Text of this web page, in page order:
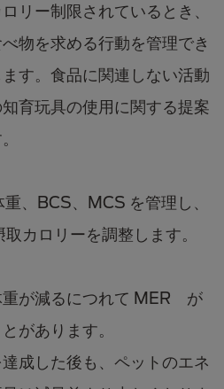
リー制限されているとき、
物を求める行動を管理でき
す。食品に関連しない活動
育玩具の使用に関する提案
、BCS、MCS を管理し、
カロリーを調整します。
重が減るにつれて MER が
があります。
成した後も、ペットのエネ